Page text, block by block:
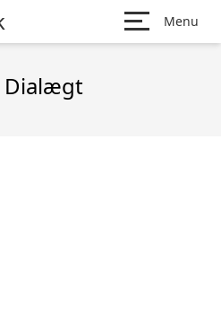
Menu
Dialægt